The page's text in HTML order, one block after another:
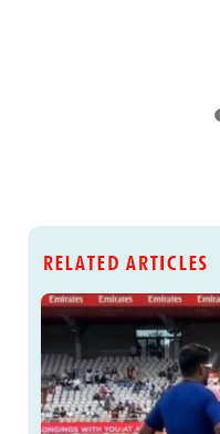
RELATED ARTICLES